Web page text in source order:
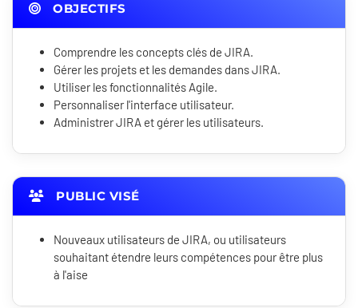
OBJECTIFS
Comprendre les concepts clés de JIRA.
Gérer les projets et les demandes dans JIRA.
Utiliser les fonctionnalités Agile.
Personnaliser l'interface utilisateur.
Administrer JIRA et gérer les utilisateurs.
PUBLIC VISÉ
Nouveaux utilisateurs de JIRA, ou utilisateurs
souhaitant étendre leurs compétences pour être plus
à l'aise